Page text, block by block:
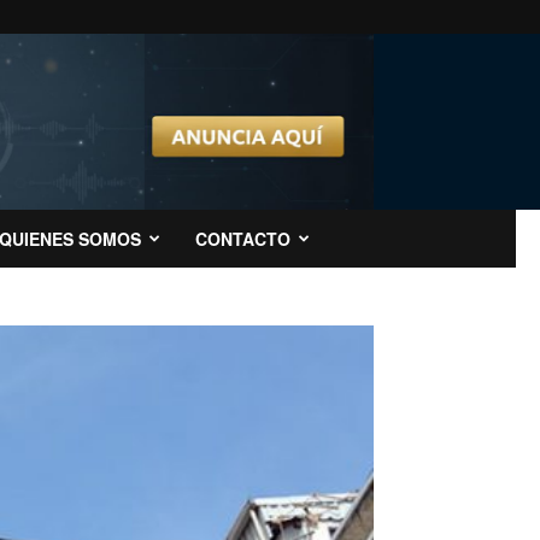
QUIENES SOMOS CONTACTO